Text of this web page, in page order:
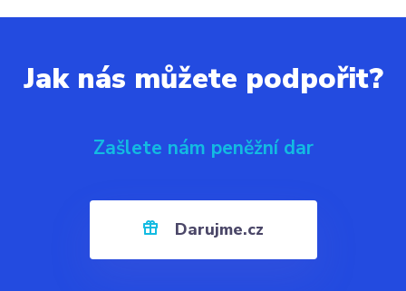
Jak nás můžete podpořit?
Zašlete nám peněžní dar
Darujme.cz